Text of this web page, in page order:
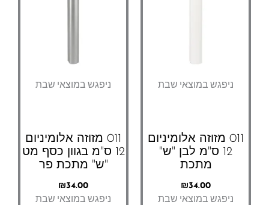
ניפגש במוצאי שבת
011 מזוזה אלומיניום
12 ס"מ לבן "ש"
מתכת
₪
ניפגש במוצאי שבת
ניפגש במוצאי שבת
011 מזוזה אלומיניום
12 ס"מ בגוון כסף מט
"ש" מתכת פר
₪
ניפגש במוצאי שבת